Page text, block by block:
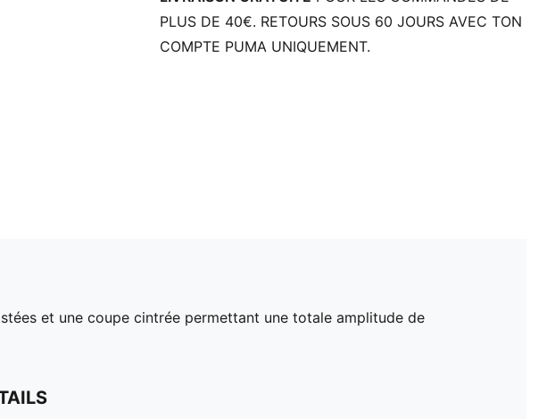
PLUS DE 40€. RETOURS SOUS 60 JOURS AVEC TON
COMPTE PUMA UNIQUEMENT.
et une coupe cintrée permettant une totale amplitude de